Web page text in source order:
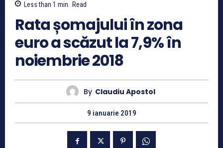
Less than 1 min. Read
Rata șomajului în zona
euro a scăzut la 7,9% în
noiembrie 2018
By Claudiu Apostol
9 ianuarie 2019